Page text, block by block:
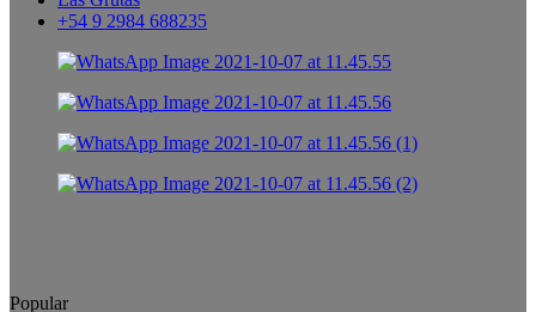
+54 9 2984 688235
Popular